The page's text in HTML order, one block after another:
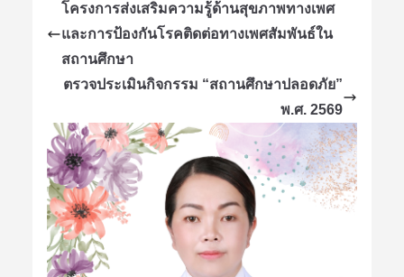
โครงการส่งเสริมความรู้ด้านสุขภาพทางเพศ
และการป้องกันโรคติดต่อทางเพศสัมพันธ์ใน
สถานศึกษา
ตรวจประเมินกิจกรรม “สถานศึกษาปลอดภัย”
พ.ศ. 2569